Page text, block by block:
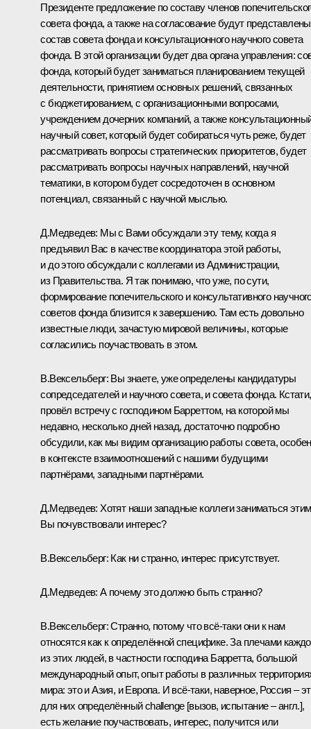
Президенте предложение по составу членов
совета фонда, а также на согласование будут представлены
состав совета фонда и консультационного научного совета
фонда. В этой организации будет два органа управления:
фонда, который будет заниматься планированием текущей
деятельности, принятием основных решений, связанных
с бюджетированием, с организационными вопросами,
учреждением дочерних компаний, а также
научный совет, который будет собираться чуть реже, будет
рассматривать вопросы стратегических приоритетов, будет
рассматривать вопросы научных направлений, научной
тематики, в котором будет сосредоточен в основном
потенциал, связанный с научной мыслью.
Д.Медведев: Мы с Вами обсуждали эту тему, когда я
предъявил Вас в качестве координатора этой работы,
и до этого обсуждали с коллегами из Администрации,
из Правительства. Я так понимаю, что уже, по сути,
формирование попечительского и консультативного
советов фонда близится к завершению. Там есть довольно
известные люди, зачастую мировой величины, которые
согласились поучаствовать в этом.
В.Вексельберг: Вы знаете, уже определены кандидатуры
сопредседателей и научного совета, и совета фонда.
провёл встречу с господином Барреттом, на которой мы
недавно, несколько дней назад, достаточно подробно
обсудили, как мы видим организацию работы совета,
в контексте взаимоотношений с нашими будущими
партнёрами, западными партнёрами.
Д.Медведев: Хотят наши западные коллеги заниматься
Вы почувствовали интерес?
В.Вексельберг: Как ни странно, интерес присутствует.
Д.Медведев: А почему это должно быть странно?
В.Вексельберг:Странно, потому что всё‑таки они к нам
относятся как к определённой специфике. За плечами
из этих людей, в частности господина Барретта, большой
международный опыт, опыт работы в различных
мира: это и Азия, и Европа. И всё‑таки, наверное, Россия –
для них определённый challenge [вызов, испытание – англ.],
есть желание поучаствовать, интерес, получится или